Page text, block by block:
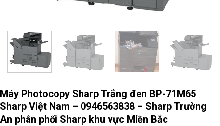
Máy Photocopy Sharp Trắng đen BP-71M65
Sharp Việt Nam – 0946563838 – Sharp Trường
An phân phối Sharp khu vực Miền Bắc